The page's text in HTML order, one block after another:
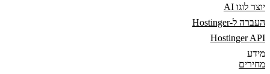
יוצר לוגו AI
העברה ל-Hostinger
Hostinger API
מידע
מחירים